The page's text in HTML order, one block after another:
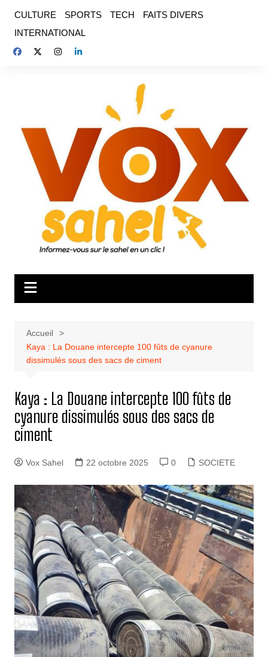
contenu
CULTURE SPORTS TECH
FAITS DIVERS
INTERNATIONAL
Accueil
Kaya : La Douane intercepte 100 fûts de cyanure
dissimulés sous des sacs de ciment
Kaya : La Douane intercepte 100 fûts de
cyanure dissimulés sous des sacs de
ciment
Vox Sahel 22 octobre 2025 0 SOCIETE